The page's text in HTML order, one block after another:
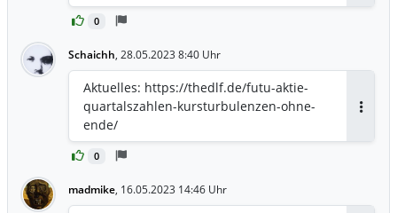
0
Schaichh, 28.05.2023 8:40 Uhr
0
Aktuelles: https://thedlf.de/futu-aktie-
quartalszahlen-kursturbulenzen-ohne-
ende/
madmike, 16.05.2023 14:46 Uhr